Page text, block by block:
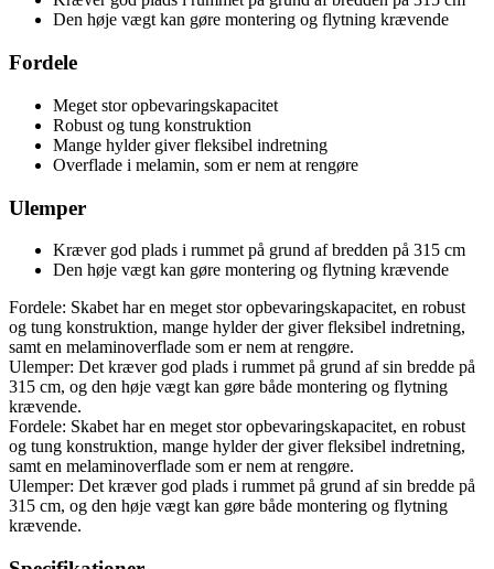
Den høje vægt kan gøre montering og flytning krævende
Fordele
Meget stor opbevaringskapacitet
Robust og tung konstruktion
Mange hylder giver fleksibel indretning
Overflade i melamin, som er nem at rengøre
Ulemper
Kræver god plads i rummet på grund af bredden på 315 cm
Den høje vægt kan gøre montering og flytning krævende
Fordele: Skabet har en meget stor opbevaringskapacitet, en robust
og tung konstruktion, mange hylder der giver fleksibel indretning,
samt en melaminoverflade som er nem at rengøre.
Ulemper: Det kræver god plads i rummet på grund af sin bredde på
315 cm, og den høje vægt kan gøre både montering og flytning
krævende.
Fordele: Skabet har en meget stor opbevaringskapacitet, en robust
og tung konstruktion, mange hylder der giver fleksibel indretning,
samt en melaminoverflade som er nem at rengøre.
Ulemper: Det kræver god plads i rummet på grund af sin bredde på
315 cm, og den høje vægt kan gøre både montering og flytning
krævende.